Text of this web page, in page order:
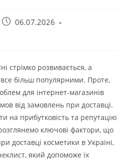
Запис06.07.2026
стрімко розвивається, а
більш популярними. Проте,
для інтернет-магазинів
від замовлень при доставці.
на прибутковість та репутацію
ключові фактори, що
доставці косметики в Україні,
який допоможе їх